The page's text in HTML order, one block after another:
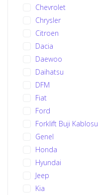
Chevrolet
Chrysler
Citroen
Dacia
Daewoo
Daihatsu
DFM
Fiat
Ford
Forklift Buji Kablosu
Genel
Honda
Hyundai
Jeep
Kia